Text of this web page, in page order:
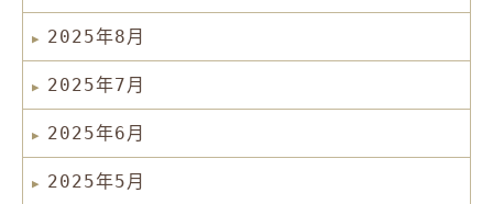
2025年8月
2025年7月
2025年6月
2025年5月